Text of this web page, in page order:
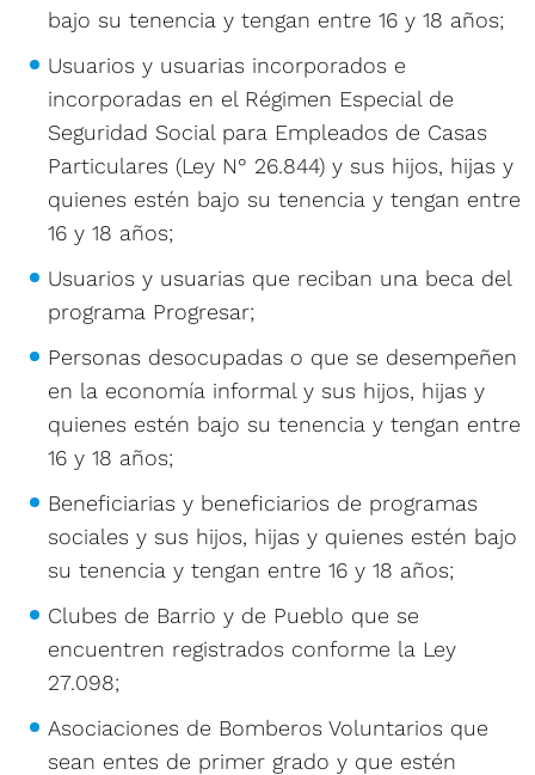
bajo su tenencia y tengan entre 16 y 18 años;
Usuarios y usuarias incorporados e
incorporadas en el Régimen Especial de
Seguridad Social para Empleados de Casas
Particulares (Ley N° 26.844) y sus hijos, hijas y
quienes estén bajo su tenencia y tengan entre
16 y 18 años;
Usuarios y usuarias que reciban una beca del
programa Progresar;
Personas desocupadas o que se desempeñen
en la economía informal y sus hijos, hijas y
quienes estén bajo su tenencia y tengan entre
16 y 18 años;
Beneficiarias y beneficiarios de programas
sociales y sus hijos, hijas y quienes estén bajo
su tenencia y tengan entre 16 y 18 años;
Clubes de Barrio y de Pueblo que se
encuentren registrados conforme la Ley
27.098;
Asociaciones de Bomberos Voluntarios que
sean entes de primer grado y que estén